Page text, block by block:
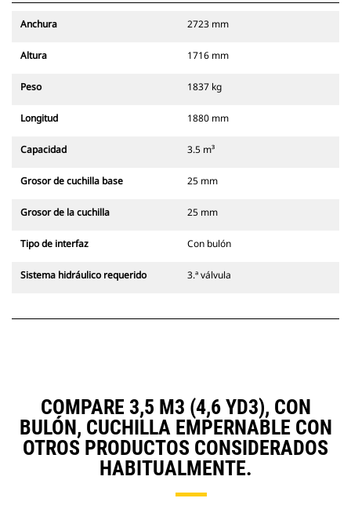
Anchura 2723 mm
Altura 1716 mm
Peso 1837 kg
Longitud 1880 mm
Capacidad 3.5 m³
Grosor de cuchilla base 25 mm
Grosor de la cuchilla 25 mm
Tipo de interfaz Con bulón
Sistema hidráulico requerido 3.ª válvula
COMPARE 3,5 M3 (4,6 YD3), CON
BULÓN, CUCHILLA EMPERNABLE CON
OTROS PRODUCTOS CONSIDERADOS
HABITUALMENTE.